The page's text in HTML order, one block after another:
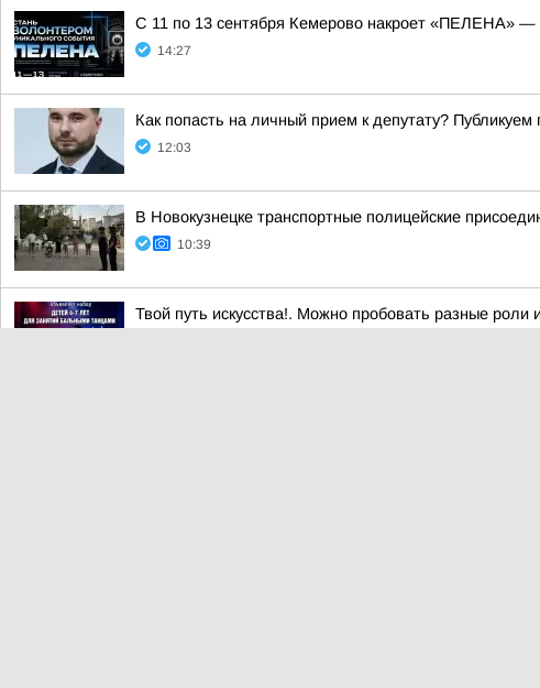
С 11 по 13 сентября Кемерово накроет «ПЕЛЕНА» —
14:27
Как попасть на личный прием к депутату?
12:03
В Новокузнецке транспортные полицейские
10:39
Твой путь искусства!. Можно пробовать разные